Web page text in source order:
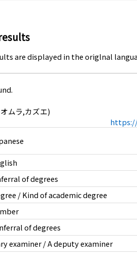
are displayed in the origlnal
ムラ,カズエ)
https://
of degrees
/ Kind of academic degree
of degrees
examiner / A deputy examiner